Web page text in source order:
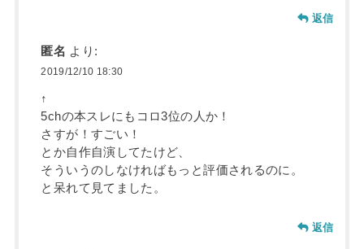
返信
匿名 より:
2019/12/10 18:30
↑
5chの本スレにもコロ3位の人か！
さすが！すごい！
とか自作自演してたけど、
そういうのしなければもっと評価されるのに。
と呆れて見てました。
返信